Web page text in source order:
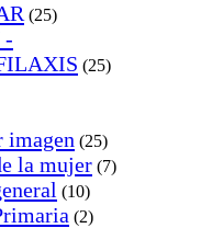
(25)
-
(25)
imagen (25)
la mujer (7)
(10)
(2)